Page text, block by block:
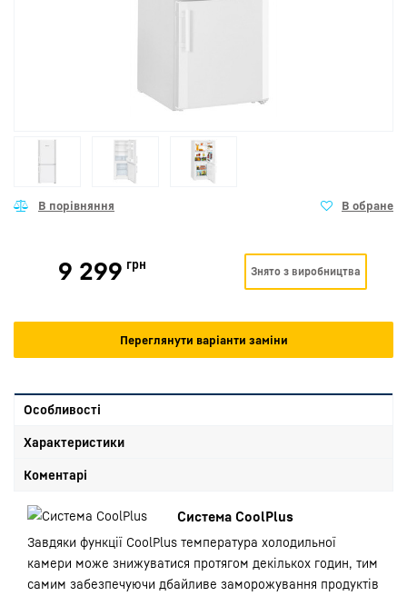
9 299 грн Знято з виробництва
Переглянути варіанти заміни
Особливості
Характеристики
Коментарі
Система CoolPlus
Завдяки функції CoolPlus температура холодильної
камери може знижуватися протягом декількох годин, тим
самим забезпечуючи дбайливе заморожування продуктів